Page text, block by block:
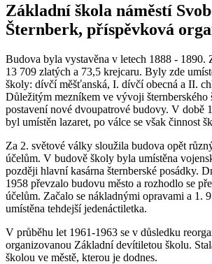
Základní škola náměstí
Šternberk, příspěvková
Budova byla vystavěna v letech 1888 - 1890.
13 709 zlatých a 73,5 krejcaru. Byly zde
školy: dívčí měšťanská, I. dívčí obecná a II.
Důležitým mezníkem ve vývoji šternberského
postavení nové dvoupatrové budovy. V době
byl umístěn lazaret, po válce se však činnost
Za 2. světové války sloužila budova opět
účelům. V budově školy byla umístěna
později hlavní kasárna šternberské posádky.
1958 převzalo budovu město a rozhodlo se
účelům. Začalo se nákladnými opravami a 1.
umístěna tehdejší jedenáctiletka.
V průběhu let 1961-1963 se v důsledku
organizovanou Základní devítiletou školu.
školou ve městě, kterou je dodnes.